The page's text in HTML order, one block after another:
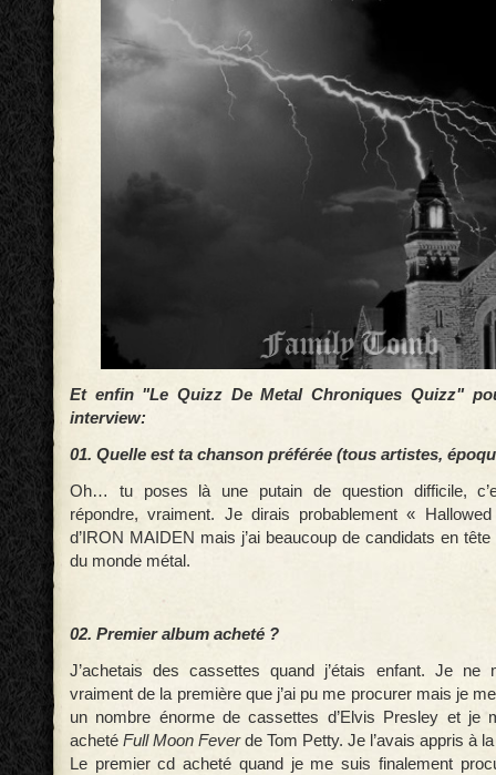
Et enfin "Le Quizz De Metal Chroniques Quizz"
interview:
01. Quelle est ta chanson préférée (tous artistes,
Oh… tu poses là une putain de question difficile,
répondre, vraiment. Je dirais probablement «
d’IRON MAIDEN mais j’ai beaucoup de candidats en
du monde métal.
02. Premier album acheté ?
J’achetais des cassettes quand j’étais enfant. Je ne
vraiment de la première que j’ai pu me procurer mais je
un nombre énorme de cassettes d’Elvis Presley et je
acheté Full Moon Feverde Tom Petty. Je l’avais appris à
Le premier cd acheté quand je me suis finalement